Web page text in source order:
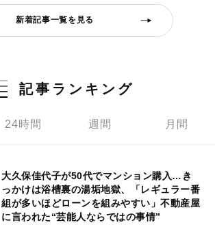
新着記事一覧を見る
記事ランキング
24時間 週間 月間
大久保佳代子が50代でマンション購入…き
っかけは浴槽裏の湯垢地獄、「レギュラー番
組が多いほどローンを組みやすい」不動産屋
に言われた“芸能人ならではの事情”